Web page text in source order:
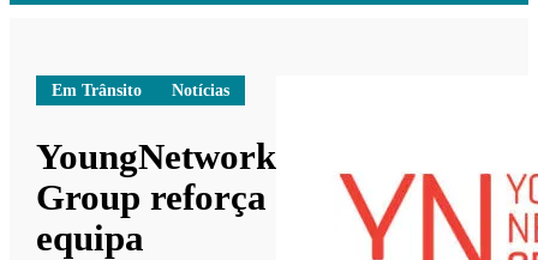
Em Trânsito Notícias
YoungNetwork
Group reforça
equipa